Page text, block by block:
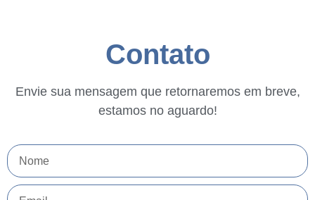
Contato
Envie sua mensagem que retornaremos em breve,
estamos no aguardo!